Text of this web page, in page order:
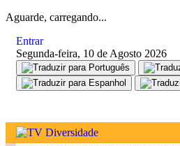
Aguarde, carregando...
Entrar
Segunda-feira, 10 de Agosto 2026